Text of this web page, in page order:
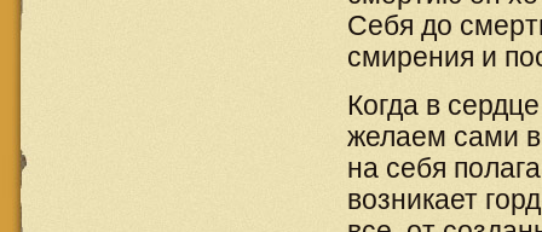
Себя до
смирения и
Когда в
желаем сами
на себя
возникает